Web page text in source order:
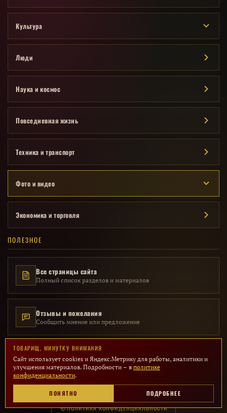
Культура
Люди
Наука и космос
Повседневная жизнь
Техника и транспорт
Фото и видео
Экономика и торговля
ПОЛЕЗНОЕ
Все страницы сайта
Полный список разделов и материалов
Отзывы и пожелания
Сообщить мнение или предложение
© 2014 – 2026 · Исторический проект «Мой СССР» · Все материалы
ПОЛИТИКА КОНФИДЕНЦИАЛЬНОСТИ
ТОВАРИЩ, МИНУТКУ ВНИМАНИЯ
Сайт использует cookies и Яндекс.Метрику для работы, аналитики и
улучшения материалов. Подробности – в политике
конфиденциальности.
ПОНЯТНО ПОДРОБНЕЕ